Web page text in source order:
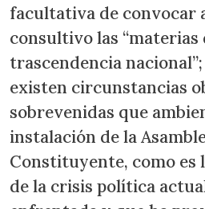
facultativa de convocar
consultivo las “materias
trascendencia
existen circunstancias
sobrevenidas que
instalación de la
Constituyente, como es
de la crisis política